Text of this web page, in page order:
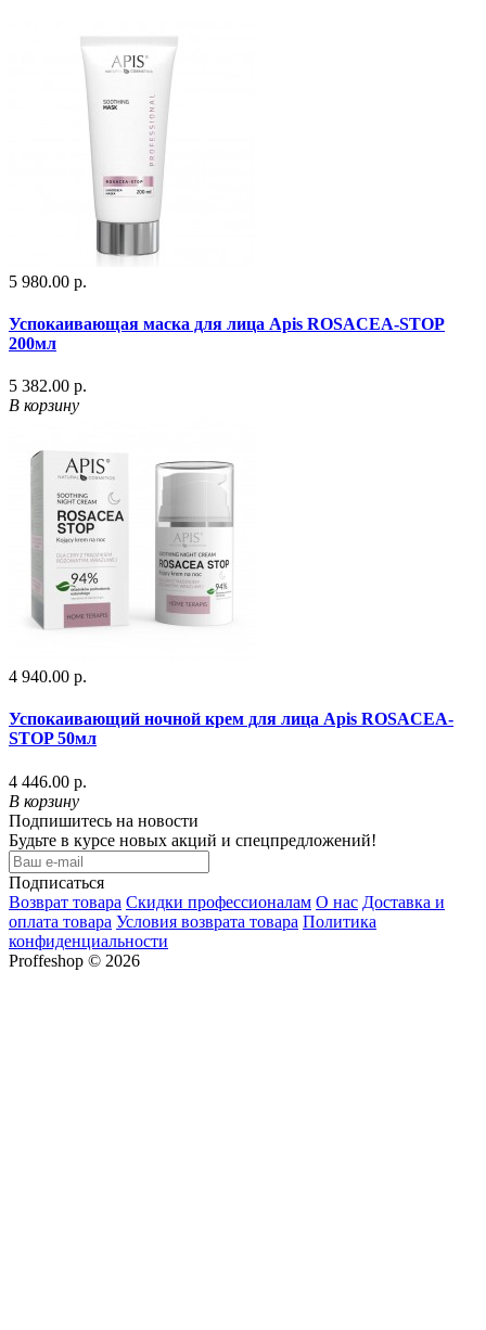
5 980.00 р.
Успокаивающая маска для лица Apis ROSACEA-STOP
200мл
5 382.00 р.
В корзину
4 940.00 р.
Успокаивающий ночной крем для лица Apis ROSACEA-
STOP 50мл
4 446.00 р.
В корзину
Подпишитесь на новости
Будьте в курсе новых акций и спецпредложений!
Подписаться
Возврат товара Скидки профессионалам О нас Доставка и
оплата товара Условия возврата товара Политика
конфиденциальности
Proffeshop © 2026